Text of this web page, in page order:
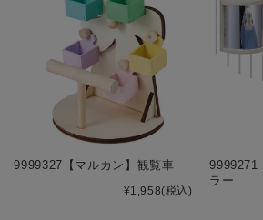
9999327【マルカン】観覧車
¥1,958(税込)
9999271
ラー